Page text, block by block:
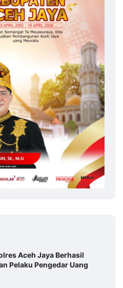
Aceh Jaya Berhasil
Pelaku Pengedar Uang